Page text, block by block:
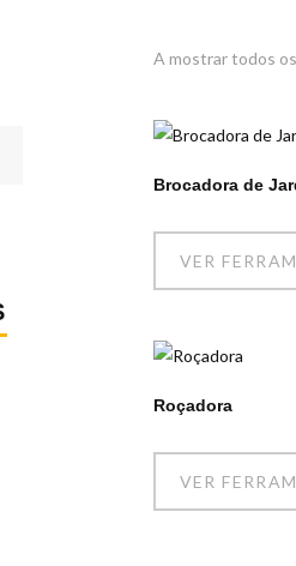
A mostrar todos
Brocadora de
VER
Roçadora
VER